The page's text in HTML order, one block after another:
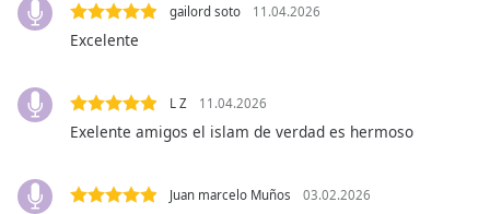
Descriptions
descriptions
selected
subtitles
gailord soto 11.04.2026
Excelente
L Z 11.04.2026
Exelente amigos el islam de verdad es hermoso
Juan marcelo Muños 03.02.2026